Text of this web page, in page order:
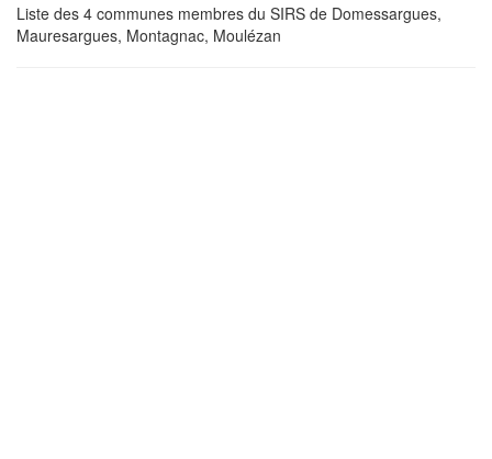
Liste des 4 communes membres du SIRS de Domessargues,
Mauresargues, Montagnac, Moulézan